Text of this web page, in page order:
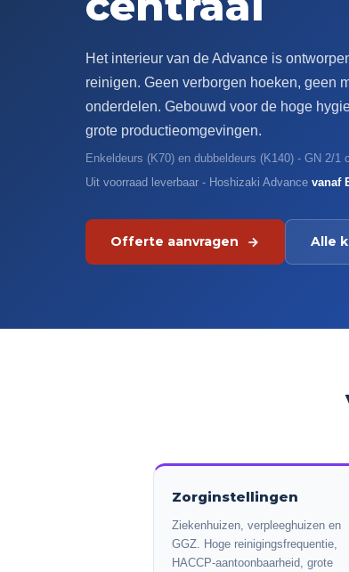
Het interieur van de Advance is
reinigen. Geen verborgen hoeken, geen
onderdelen. Gebouwd voor de hoge
grote productieomgevingen.
Enkeldeurs (K70) en dubbeldeurs (K140) - GN 2/1
Uit voorraad leverbaar - Hoshizaki Advance vanaf
Offerte aanvragen Alle
Zorginstellingen
Ziekenhuizen, verpleeghuizen en
GGZ. Hoge reinigingsfrequentie,
HACCP-aantoonbaarheid, grote